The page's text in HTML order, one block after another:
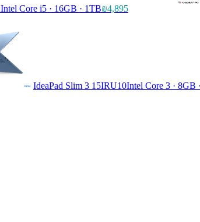
Intel Core i5 · 16GB · 1TB₪4,895
IdeaPad Slim 3 15IRU10Intel Core 3 · 8GB